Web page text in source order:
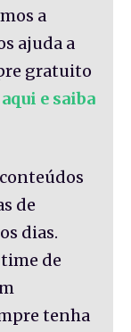
a
ajuda a
gratuito
e saiba
de
dias.
de
tenha